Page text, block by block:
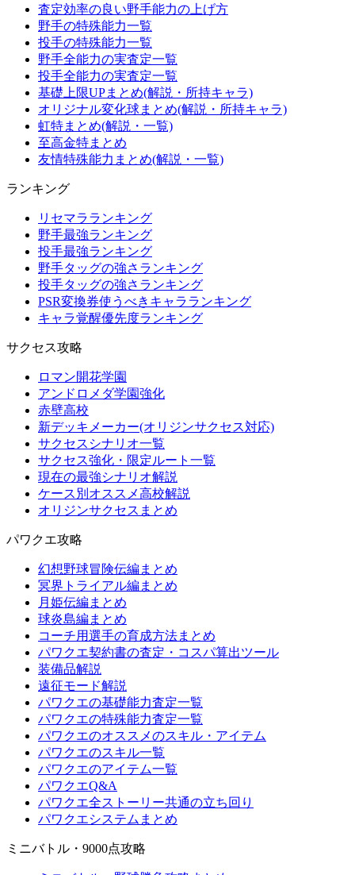
査定効率の良い野手能力の上げ方
野手の特殊能力一覧
投手の特殊能力一覧
野手全能力の実査定一覧
投手全能力の実査定一覧
基礎上限UPまとめ(解説・所持キャラ)
オリジナル変化球まとめ(解説・所持キャラ)
虹特まとめ(解説・一覧)
至高金特まとめ
友情特殊能力まとめ(解説・一覧)
ランキング
リセマラランキング
野手最強ランキング
投手最強ランキング
野手タッグの強さランキング
投手タッグの強さランキング
PSR変換券使うべきキャラランキング
キャラ覚醒優先度ランキング
サクセス攻略
ロマン開花学園
アンドロメダ学園強化
赤壁高校
新デッキメーカー(オリジンサクセス対応)
サクセスシナリオ一覧
サクセス強化・限定ルート一覧
現在の最強シナリオ解説
ケース別オススメ高校解説
オリジンサクセスまとめ
パワクエ攻略
幻想野球冒険伝編まとめ
冥界トライアル編まとめ
月姫伝編まとめ
球炎島編まとめ
コーチ用選手の育成方法まとめ
パワクエ契約書の査定・コスパ算出ツール
装備品解説
遠征モード解説
パワクエの基礎能力査定一覧
パワクエの特殊能力査定一覧
パワクエのオススメのスキル・アイテム
パワクエのスキル一覧
パワクエのアイテム一覧
パワクエQ&A
パワクエ全ストーリー共通の立ち回り
パワクエシステムまとめ
ミニバトル・9000点攻略